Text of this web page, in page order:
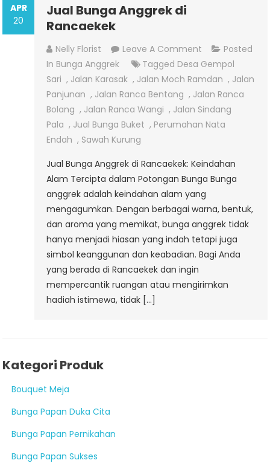
APR
20
Jual Bunga Anggrek di
Rancaekek
Nelly Florist Leave A Comment On
Jual
Bunga
Anggrek
Di
Rancaekek
Posted
In Bunga Anggrek Tagged Desa Gempol
Sari , Jalan Karasak , Jalan Moch Ramdan , Jalan
Panjunan , Jalan Ranca Bentang , Jalan Ranca
Bolang , Jalan Ranca Wangi , Jalan Sindang
Pala , Jual Bunga Buket , Perumahan Nata
Endah , Sawah Kurung
Jual Bunga Anggrek di Rancaekek: Keindahan
Alam Tercipta dalam Potongan Bunga Bunga
anggrek adalah keindahan alam yang
mengagumkan. Dengan berbagai warna, bentuk,
dan aroma yang memikat, bunga anggrek tidak
hanya menjadi hiasan yang indah tetapi juga
simbol keanggunan dan keabadian. Bagi Anda
yang berada di Rancaekek dan ingin
mempercantik ruangan atau mengirimkan
hadiah istimewa, tidak […]
Kategori Produk
Bouquet Meja
Bunga Papan Duka Cita
Bunga Papan Pernikahan
Bunga Papan Sukses